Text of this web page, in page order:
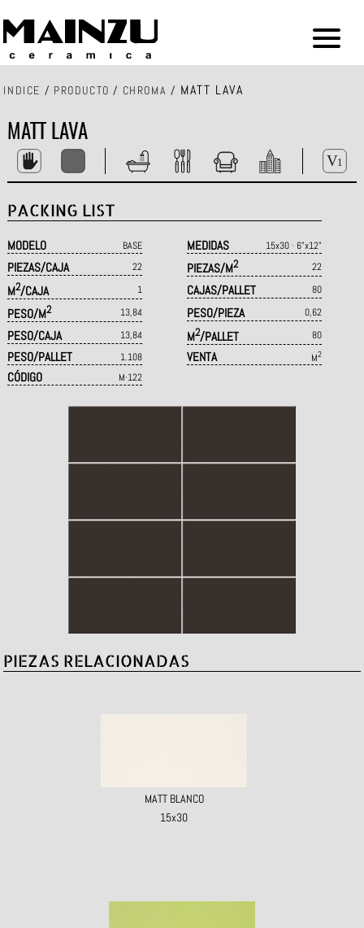
INDICE / PRODUCTO / CHROMA / MATT LAVA
MATT LAVA
PACKING LIST
MODELO BASE MEDIDAS 15x30 · 6"x12"
PIEZAS/CAJA 22 PIEZAS/M2 22
M2/CAJA 1 CAJAS/PALLET 80
PESO/M2 13,84 PESO/PIEZA 0,62
PESO/CAJA 13,84 M2/PALLET 80
PESO/PALLET 1.108 VENTA M2
CÓDIGO M·122
PIEZAS RELACIONADAS
MATT BLANCO
15x30